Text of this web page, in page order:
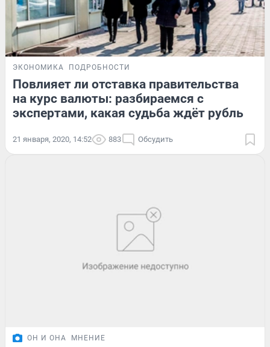
ЭКОНОМИКА ПОДРОБНОСТИ
Повлияет ли отставка правительства
на курс валюты: разбираемся с
экспертами, какая судьба ждёт рубль
21 января, 2020, 14:52 883 Обсудить
ОН И ОНА МНЕНИЕ